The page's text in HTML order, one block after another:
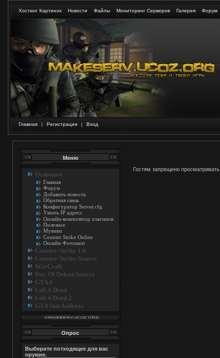
Хостинг Картинок Новости Файлы Мониторинг Серверов Галерея Форум
Главная | Регистрация | Вход
Меню
Основное
Главная
Форум
Добавить новость
Обратная связь
Конфигуратор Server.cfg
Узнать IP адресс
Онлайн-компилятор плагинов
Полезное
Мувики
Counter Strike Online
Онлайн Фотошоп
Counter-Strike 1.6
Counter-Strike:Source
WarCraft
Day Of Defeat:Source
GTA 4
Left 4 Dead
Left 4 Dead 2
GTA San Andreas
Опрос
Выберите потходящее для вас
оружие.
Гостям запрещено